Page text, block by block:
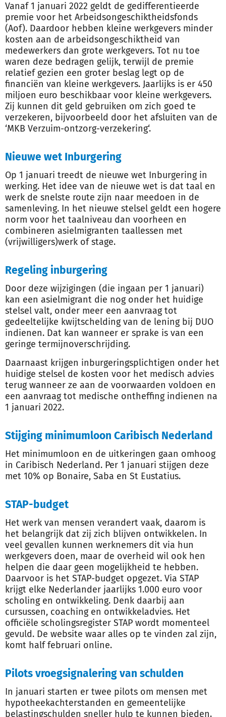
Vanaf 1 januari 2022 geldt de gedifferentieerde
premie voor het Arbeidsongeschiktheidsfonds
(Aof). Daardoor hebben kleine werkgevers minder
kosten aan de arbeidsongeschiktheid van
medewerkers dan grote werkgevers. Tot nu toe
waren deze bedragen gelijk, terwijl de premie
relatief gezien een groter beslag legt op de
financiën van kleine werkgevers. Jaarlijks is er 450
miljoen euro beschikbaar voor kleine werkgevers.
Zij kunnen dit geld gebruiken om zich goed te
verzekeren, bijvoorbeeld door het afsluiten van de
‘MKB Verzuim-ontzorg-verzekering‘.
Nieuwe wet Inburgering
Op 1 januari treedt de nieuwe wet Inburgering in
werking. Het idee van de nieuwe wet is dat taal en
werk de snelste route zijn naar meedoen in de
samenleving. In het nieuwe stelsel geldt een hogere
norm voor het taalniveau dan voorheen en
combineren asielmigranten taallessen met
(vrijwilligers)werk of stage.
Regeling inburgering
Door deze wijzigingen (die ingaan per 1 januari)
kan een asielmigrant die nog onder het huidige
stelsel valt, onder meer een aanvraag tot
gedeeltelijke kwijtschelding van de lening bij DUO
indienen. Dat kan wanneer er sprake is van een
geringe termijnoverschrijding.
Daarnaast krijgen inburgeringsplichtigen onder het
huidige stelsel de kosten voor het medisch advies
terug wanneer ze aan de voorwaarden voldoen en
een aanvraag tot medische ontheffing indienen na
1 januari 2022.
Stijging minimumloon Caribisch Nederland
Het minimumloon en de uitkeringen gaan omhoog
in Caribisch Nederland. Per 1 januari stijgen deze
met 10% op Bonaire, Saba en St Eustatius.
STAP-budget
Het werk van mensen verandert vaak, daarom is
het belangrijk dat zij zich blijven ontwikkelen. In
veel gevallen kunnen werknemers dit via hun
werkgevers doen, maar de overheid wil ook hen
helpen die daar geen mogelijkheid te hebben.
Daarvoor is het STAP-budget opgezet. Via STAP
krijgt elke Nederlander jaarlijks 1.000 euro voor
scholing en ontwikkeling. Denk daarbij aan
cursussen, coaching en ontwikkeladvies. Het
officiële scholingsregister STAP wordt momenteel
gevuld. De website waar alles op te vinden zal zijn,
komt half februari online.
Pilots vroegsignalering van schulden
In januari starten er twee pilots om mensen met
hypotheekachterstanden en gemeentelijke
belastingschulden sneller hulp te kunnen bieden.